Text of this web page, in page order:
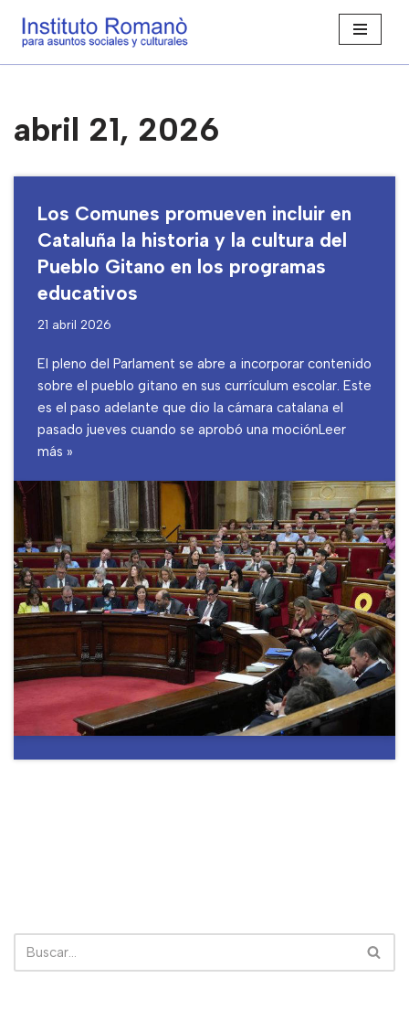
Saltar
abril 21, 2026
Los Comunes promueven incluir en
Cataluña la historia y la cultura del
Pueblo Gitano en los programas
educativos
21 abril 2026
El pleno del Parlament se abre a incorporar contenido
sobre el pueblo gitano en sus currículum escolar. Este
es el paso adelante que dio la cámara catalana el
pasado jueves cuando se aprobó una mociónLeer
más »